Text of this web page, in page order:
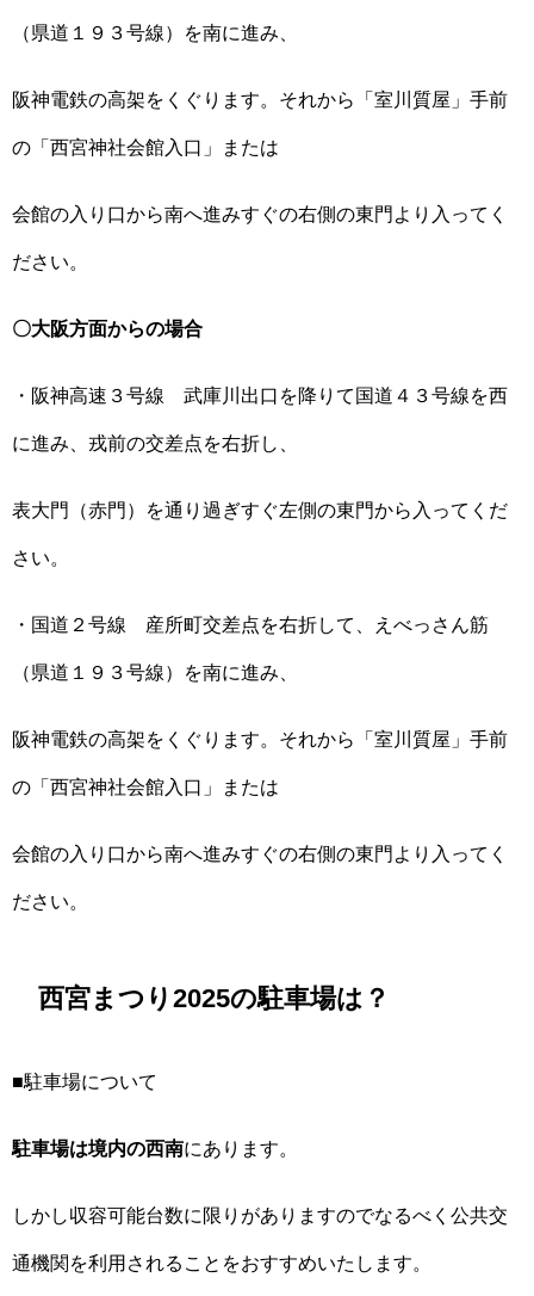
（県道１９３号線）を南に進み、
阪神電鉄の高架をくぐります。それから「室川質屋」手前
の「西宮神社会館入口」または
会館の入り口から南へ進みすぐの右側の東門より入ってく
ださい。
〇大阪方面からの場合
・阪神高速３号線 武庫川出口を降りて国道４３号線を西
に進み、戎前の交差点を右折し、
表大門（赤門）を通り過ぎすぐ左側の東門から入ってくだ
さい。
・国道２号線 産所町交差点を右折して、えべっさん筋
（県道１９３号線）を南に進み、
阪神電鉄の高架をくぐります。それから「室川質屋」手前
の「西宮神社会館入口」または
会館の入り口から南へ進みすぐの右側の東門より入ってく
ださい。
西宮まつり2025の駐車場は？
■駐車場について
駐車場は境内の西南にあります。
しかし収容可能台数に限りがありますのでなるべく公共交
通機関を利用されることをおすすめいたします。